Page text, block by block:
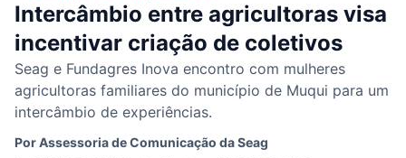
Intercâmbio entre agricultoras visa
incentivar criação de coletivos
Seag e Fundagres Inova encontro com mulheres
agricultoras familiares do município de Muqui para um
intercâmbio de experiências.
PorAssessoria de Comunicação da Seag